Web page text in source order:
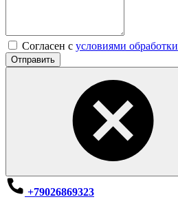
Согласен с условиями обработки
Отправить
+79026869323